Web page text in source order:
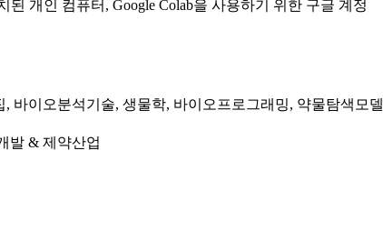
된 개인 컴퓨터, Google Colab을 사용하기 위한 구글 계정
바이오분석기술, 생물학, 바이오프로그래밍, 약물탐색모델
발 & 제약산업